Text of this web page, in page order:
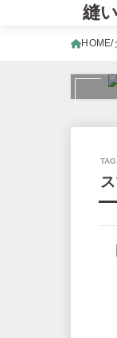
縫
HOME